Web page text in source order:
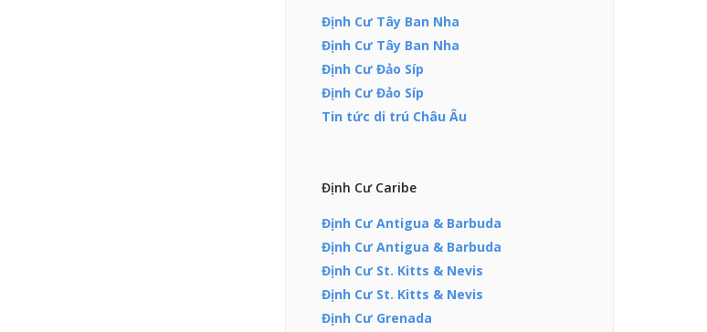
Định Cư Tây Ban Nha
Định Cư Tây Ban Nha
Định Cư Đảo Síp
Định Cư Đảo Síp
Tin tức di trú Châu Âu
Định Cư Caribe
Định Cư Antigua & Barbuda
Định Cư Antigua & Barbuda
Định Cư St. Kitts & Nevis
Định Cư St. Kitts & Nevis
Định Cư Grenada